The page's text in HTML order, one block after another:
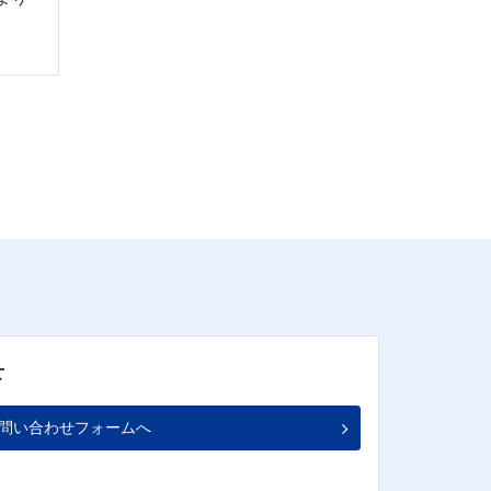
い合わせフォームへ